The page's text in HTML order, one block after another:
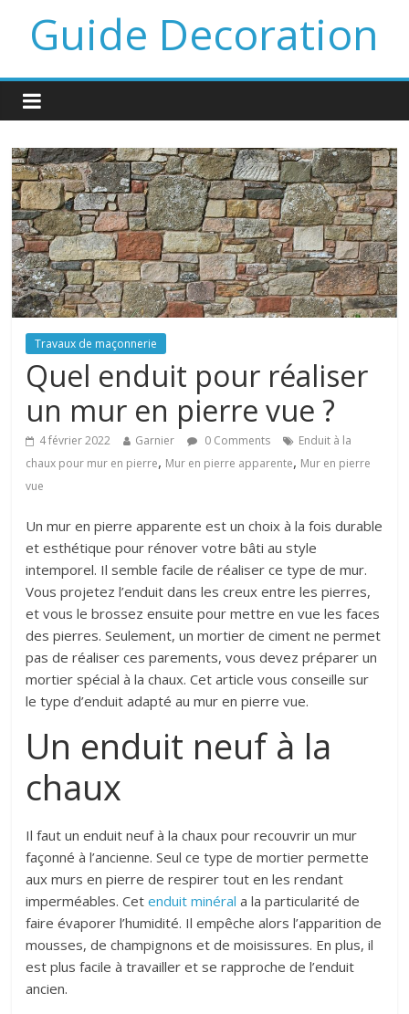
Guide Decoration
Travaux de maçonnerie
Quel enduit pour réaliser
un mur en pierre vue ?
4 février 2022 Garnier 0 Comments
Enduit à la
chaux pour mur en pierre, Mur en pierre apparente, Mur en pierre
vue
Un mur en pierre apparente est un choix à la fois durable
et esthétique pour rénover votre bâti au style
intemporel. Il semble facile de réaliser ce type de mur.
Vous projetez l’enduit dans les creux entre les pierres,
et vous le brossez ensuite pour mettre en vue les faces
des pierres. Seulement, un mortier de ciment ne permet
pas de réaliser ces parements, vous devez préparer un
mortier spécial à la chaux. Cet article vous conseille sur
le type d’enduit adapté au mur en pierre vue.
Un enduit neuf à la
chaux
Il faut un enduit neuf à la chaux pour recouvrir un mur
façonné à l’ancienne. Seul ce type de mortier permette
aux murs en pierre de respirer tout en les rendant
imperméables. Cetenduitminéral a la particularité de
faire évaporer l’humidité. Il empêche alors l’apparition de
mousses, de champignons et de moisissures. En plus, il
est plus facile à travailler et se rapproche de l’enduit
ancien.